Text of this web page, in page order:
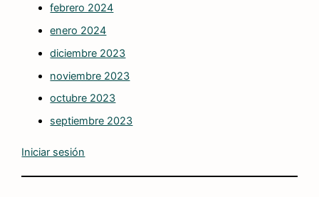
febrero 2024
enero 2024
diciembre 2023
noviembre 2023
octubre 2023
septiembre 2023
Iniciar sesión